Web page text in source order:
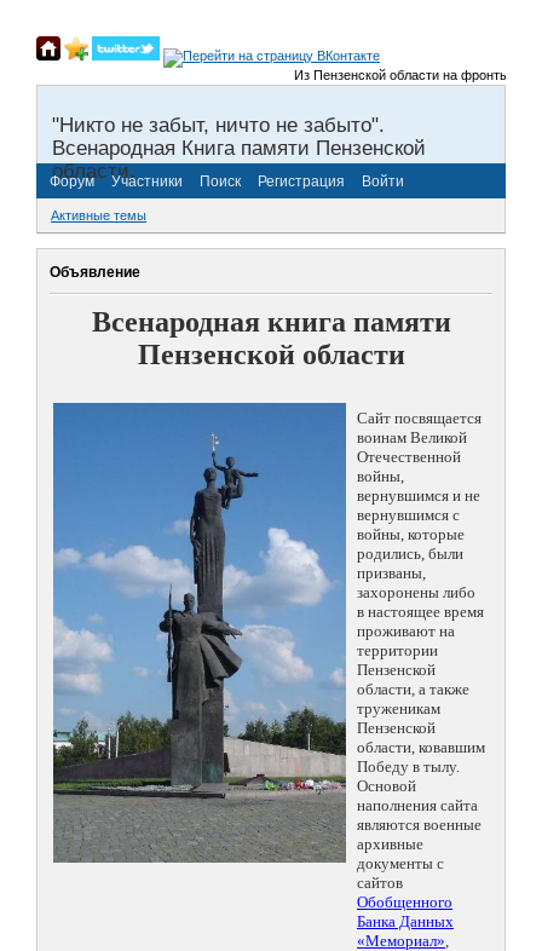
Из Пензенской области на фронты
"Никто не забыт, ничто не забыто".
Всенародная Книга памяти Пензенской
области.
Форум Участники Поиск Регистрация Войти
Активные темы
Объявление
Всенародная книга памяти
Пензенской области
Сайт посвящается
воинам Великой
Отечественной
войны,
вернувшимся и не
вернувшимся с
войны, которые
родились, были
призваны,
захоронены либо
в настоящее время
проживают на
территории
Пензенской
области, а также
труженикам
Пензенской
области, ковавшим
Победу в тылу.
Основой
наполнения сайта
являются военные
архивные
документы с
сайтов
Обобщенного
Банка Данных
«Мемориал»,